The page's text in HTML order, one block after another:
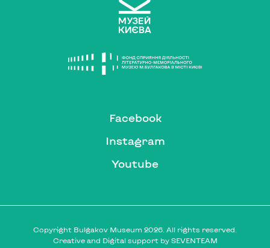
Facebook
Instagram
Youtube
Copyright Bulgakov Museum 2026. All rights reserved.
Creative and Digital support by SEVENTEAM